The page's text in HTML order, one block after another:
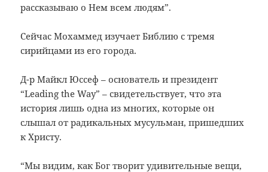
рассказываю о Нем всем людям”.
Сейчас Мохаммед изучает Библию с тремя
сирийцами из его города.
Д-р Майкл Юссеф – основатель и президент
“Leading the Way” – свидетельствует, что эта
история лишь одна из многих, которые он
слышал от радикальных мусульман, пришедших
к Христу.
“Мы видим, как Бог творит удивительные вещи,